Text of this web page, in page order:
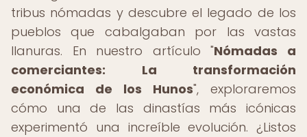
tribus nómadas y descubre el legado de los
pueblos que cabalgaban por las vastas
llanuras. En nuestro artículo "Nómadas a
comerciantes: La transformación
económica de los Hunos", exploraremos
cómo una de las dinastías más icónicas
experimentó una increíble evolución. ¿Listos